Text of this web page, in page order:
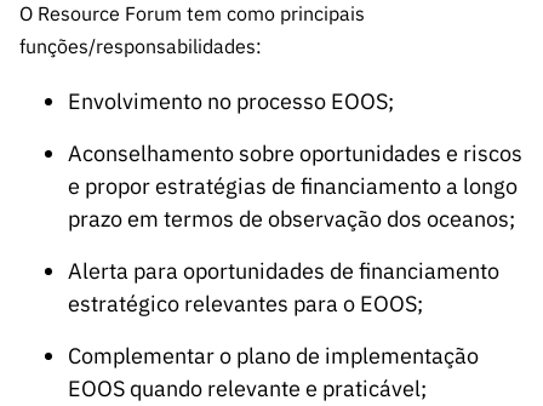
s
Manifesta
ções de
Interesse
serviços
digitais da
Canais de
Denúncia
O Resource Forum tem como principais
funções/responsabilidades:
Envolvimento no processo EOOS;
Aconselhamento sobre oportunidades e riscos
e propor estratégias de financiamento a longo
prazo em termos de observação dos oceanos;
Alerta para oportunidades de financiamento
estratégico relevantes para o EOOS;
Complementar o plano de implementação
EOOS quando relevante e praticável;